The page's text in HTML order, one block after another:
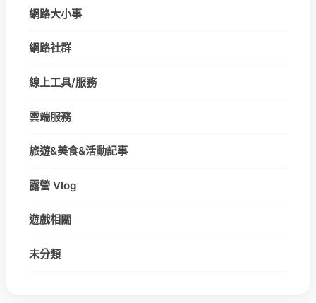
網路大小事
網路社群
線上工具/服務
雲端服務
旅遊&美食&活動記事
露營 Vlog
遊戲相關
未分類